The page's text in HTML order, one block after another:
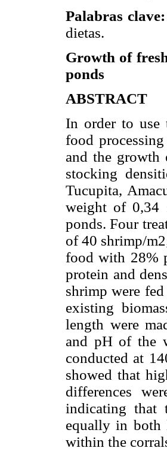
Palabras clave:
dietas.
Growth of
ponds
ABSTRACT
In order to use
food
and the growth
stocking
Tucupita,
weight of 0,34
ponds. Four
of 40 shrimp/
food with 28%
protein and
shrimp were
existing
length were
and pH of the
conducted at
showed that
differences
indicating that
equally in both
within the